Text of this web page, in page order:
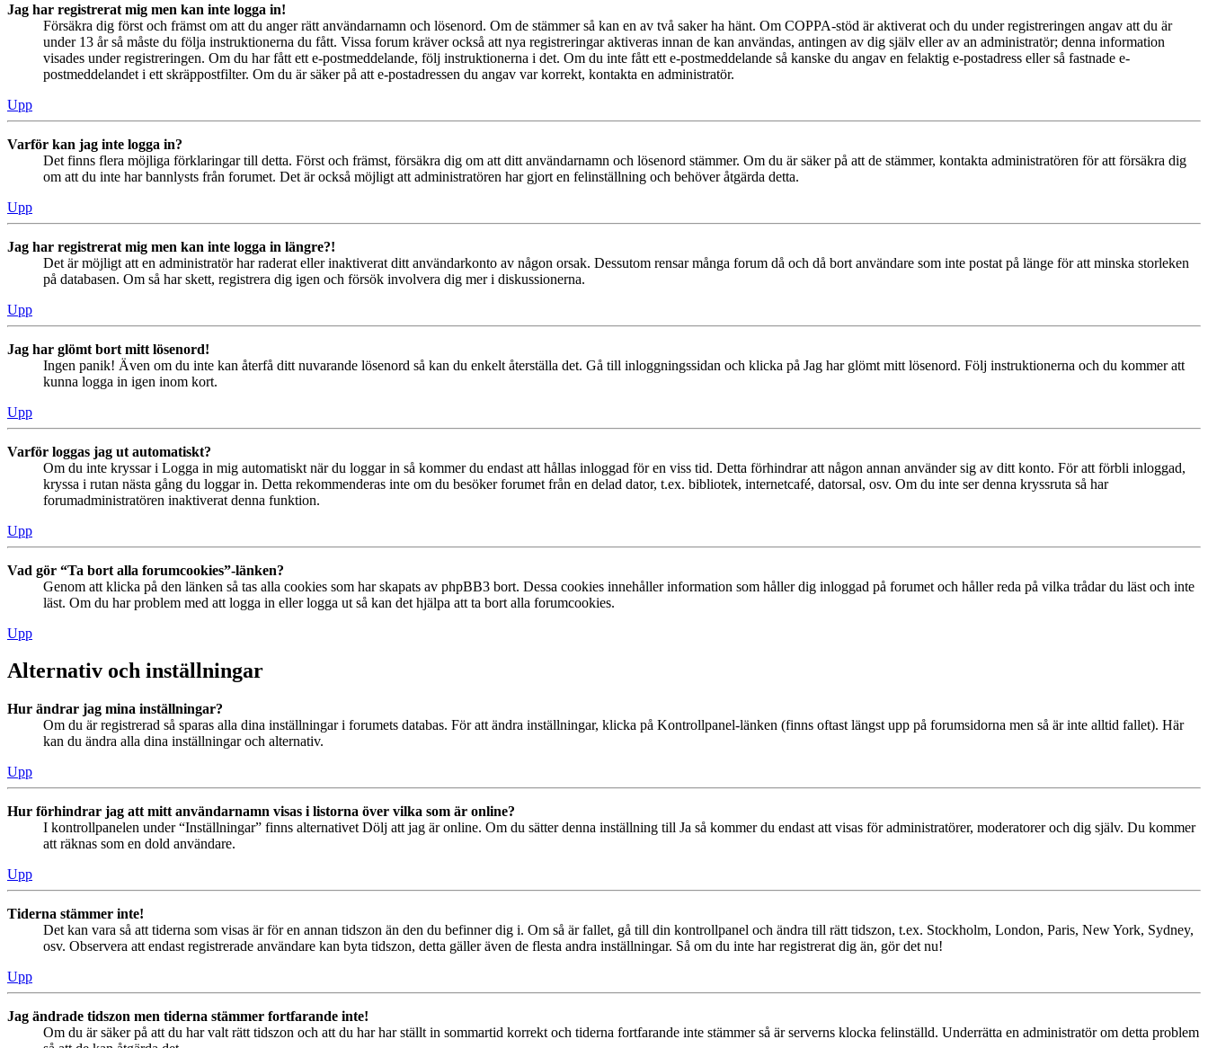
Jag har registrerat mig men kan inte logga in!
Försäkra dig först och främst om att du anger rätt användarnamn och lösenord. Om de stämmer så kan en av två saker ha hänt. Om COPPA-stöd är aktiverat och du under registreringen angav att du är
under 13 år så måste du följa instruktionerna du fått. Vissa forum kräver också att nya registreringar aktiveras innan de kan användas, antingen av dig själv eller av an administratör; denna information
visades under registreringen. Om du har fått ett e-postmeddelande, följ instruktionerna i det. Om du inte fått ett e-postmeddelande så kanske du angav en felaktig e-postadress eller så fastnade e-
postmeddelandet i ett skräppostfilter. Om du är säker på att e-postadressen du angav var korrekt, kontakta en administratör.
Upp
Varför kan jag inte logga in?
Det finns flera möjliga förklaringar till detta. Först och främst, försäkra dig om att ditt användarnamn och lösenord stämmer. Om du är säker på att de stämmer, kontakta administratören för att försäkra dig
om att du inte har bannlysts från forumet. Det är också möjligt att administratören har gjort en felinställning och behöver åtgärda detta.
Upp
Jag har registrerat mig men kan inte logga in längre?!
Det är möjligt att en administratör har raderat eller inaktiverat ditt användarkonto av någon orsak. Dessutom rensar många forum då och då bort användare som inte postat på länge för att minska storleken
på databasen. Om så har skett, registrera dig igen och försök involvera dig mer i diskussionerna.
Upp
Jag har glömt bort mitt lösenord!
Ingen panik! Även om du inte kan återfå ditt nuvarande lösenord så kan du enkelt återställa det. Gå till inloggningssidan och klicka på Jag har glömt mitt lösenord. Följ instruktionerna och du kommer att
kunna logga in igen inom kort.
Upp
Varför loggas jag ut automatiskt?
Om du inte kryssar i Logga in mig automatiskt när du loggar in så kommer du endast att hållas inloggad för en viss tid. Detta förhindrar att någon annan använder sig av ditt konto. För att förbli inloggad,
kryssa i rutan nästa gång du loggar in. Detta rekommenderas inte om du besöker forumet från en delad dator, t.ex. bibliotek, internetcafé, datorsal, osv. Om du inte ser denna kryssruta så har
forumadministratören inaktiverat denna funktion.
Upp
Vad gör “Ta bort alla forumcookies”-länken?
Genom att klicka på den länken så tas alla cookies som har skapats av phpBB3 bort. Dessa cookies innehåller information som håller dig inloggad på forumet och håller reda på vilka trådar du läst och inte
läst. Om du har problem med att logga in eller logga ut så kan det hjälpa att ta bort alla forumcookies.
Upp
Alternativ och inställningar
Hur ändrar jag mina inställningar?
Om du är registrerad så sparas alla dina inställningar i forumets databas. För att ändra inställningar, klicka på Kontrollpanel-länken (finns oftast längst upp på forumsidorna men så är inte alltid fallet). Här
kan du ändra alla dina inställningar och alternativ.
Upp
Hur förhindrar jag att mitt användarnamn visas i listorna över vilka som är online?
I kontrollpanelen under “Inställningar” finns alternativet Dölj att jag är online. Om du sätter denna inställning till Ja så kommer du endast att visas för administratörer, moderatorer och dig själv. Du kommer
att räknas som en dold användare.
Upp
Tiderna stämmer inte!
Det kan vara så att tiderna som visas är för en annan tidszon än den du befinner dig i. Om så är fallet, gå till din kontrollpanel och ändra till rätt tidszon, t.ex. Stockholm, London, Paris, New York, Sydney,
osv. Observera att endast registrerade användare kan byta tidszon, detta gäller även de flesta andra inställningar. Så om du inte har registrerat dig än, gör det nu!
Upp
Jag ändrade tidszon men tiderna stämmer fortfarande inte!
Om du är säker på att du har valt rätt tidszon och att du har har ställt in sommartid korrekt och tiderna fortfarande inte stämmer så är serverns klocka felinställd. Underrätta en administratör om detta problem